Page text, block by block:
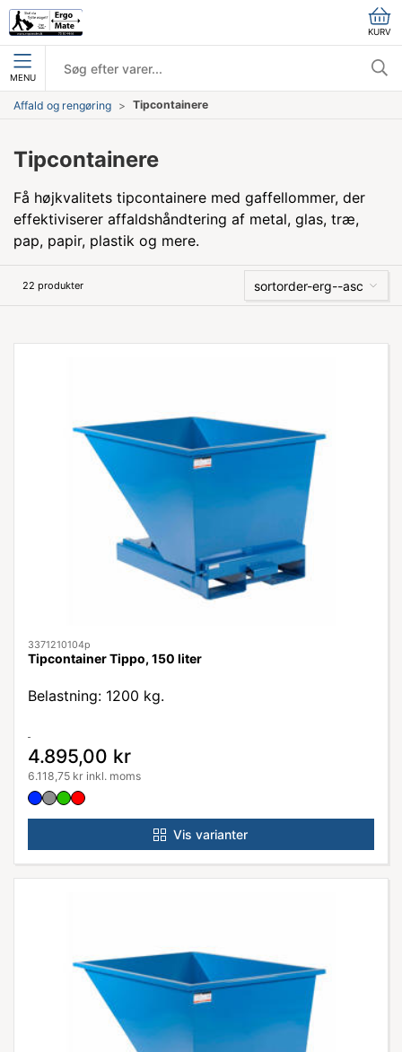
KURV
MENU
Affald og rengøring Tipcontainere
Tipcontainere
Få højkvalitets tipcontainere med gaffellommer, der
effektiviserer affaldshåndtering af metal, glas, træ,
pap, papir, plastik og mere.
22 produkter sortorder-erg--asc
3371210104p
Tipcontainer Tippo, 150 liter
Belastning: 1200 kg.
4.895,00 kr
6.118,75 kr inkl. moms
Vis varianter